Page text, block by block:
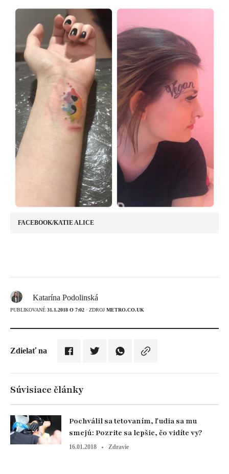
FACEBOOK/KATIE ALICE
Katarína Podolinská
PUBLIKOVANÉ 31.1.2018 O 7:02 · ZDROJ METRO.CO.UK
Zdielať na
Súvisiace články
Pochválil sa tetovaním, ľudia sa mu
smejú: Pozrite sa lepšie, čo vidíte vy?
16.01.2018 Zdravie